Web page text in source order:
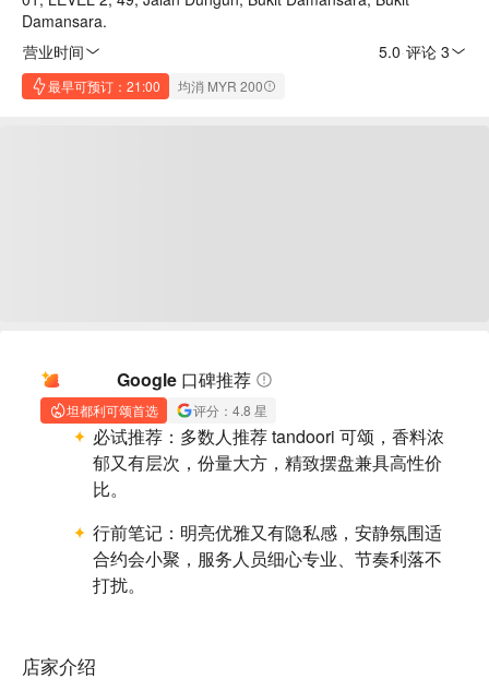
Damansara.
营业时间
5.0 评论 3
最早可预订：21:00 均消 MYR 200
Google 口碑推荐
坦都利可颂首选 评分：4.8 星
必试推荐： 多数人推荐 tandoori 可颂，香料浓
郁又有层次，份量大方，精致摆盘兼具高性价
比。
行前笔记： 明亮优雅又有隐私感，安静氛围适
合约会小聚，服务人员细心专业、节奏利落不
打扰。
店家介绍